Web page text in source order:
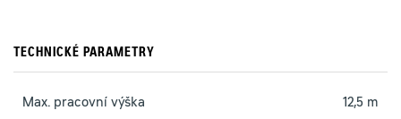
TECHNICKÉ PARAMETRY
Max. pracovní výška 12,5 m